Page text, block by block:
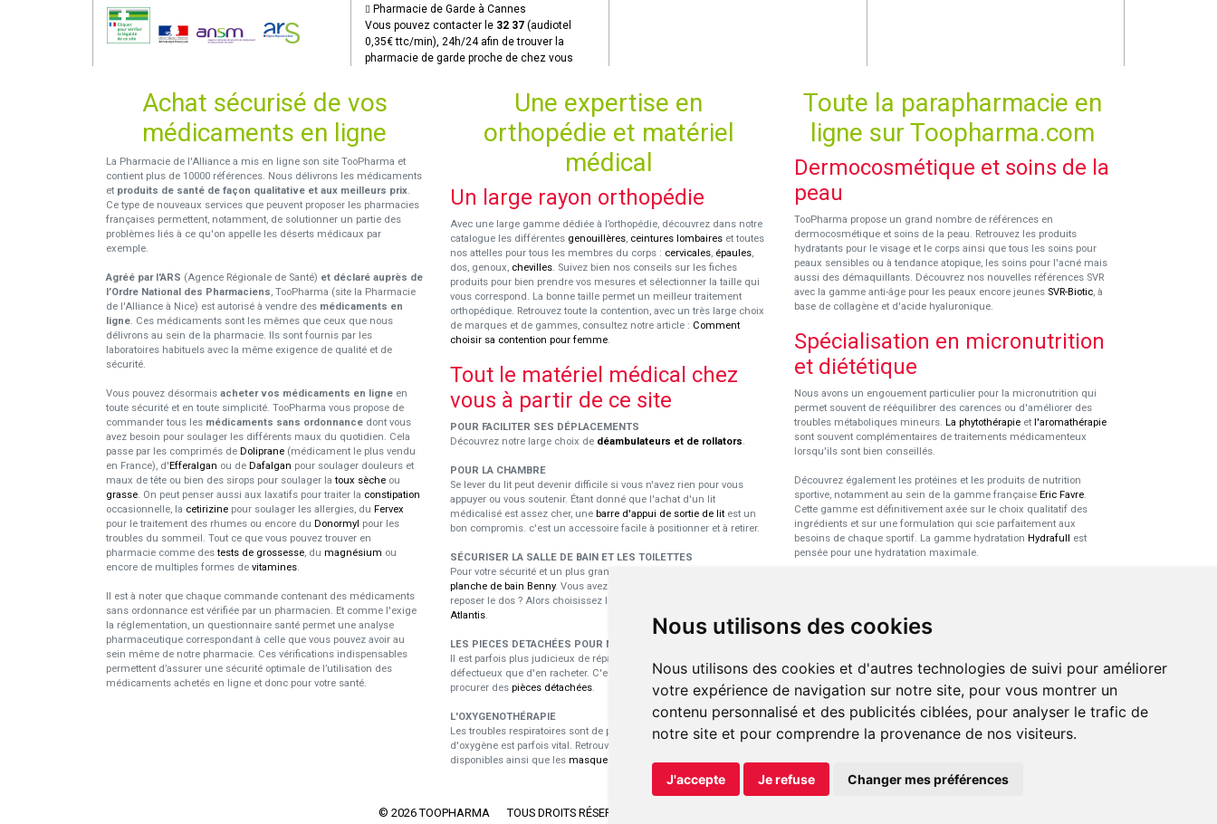
Nous utilisons des cookies
Nous utilisons des cookies et d'autres technologies de suivi pour améliorer
votre expérience de navigation sur notre site, pour vous montrer un
contenu personnalisé et des publicités ciblées, pour analyser le trafic de
notre site et pour comprendre la provenance de nos visiteurs.
J'accepte Je refuse Changer mes préférences
Pharmacie de Garde à Cannes
Vous pouvez contacter le 32 37 (audiotel
0,35€ ttc/min), 24h/24 afin de trouver la
pharmacie de garde proche de chez vous
Achat sécurisé de vos
médicaments en ligne
La Pharmacie de l'Alliance a mis en ligne son site TooPharma et
contient plus de 10000 références. Nous délivrons les médicaments
et produits de santé de façon qualitative et aux meilleurs prix.
Ce type de nouveaux services que peuvent proposer les pharmacies
françaises permettent, notamment, de solutionner un partie des
problèmes liés à ce qu'on appelle les déserts médicaux par
exemple.
Agréé par l'ARS (Agence Régionale de Santé) et déclaré auprès de
l’Ordre National des Pharmaciens, TooPharma (site la Pharmacie
de l'Alliance à Nice) est autorisé à vendre des médicaments en
ligne. Ces médicaments sont les mêmes que ceux que nous
délivrons au sein de la pharmacie. Ils sont fournis par les
laboratoires habituels avec la même exigence de qualité et de
sécurité.
Vous pouvez désormais acheter vos médicaments en ligne en
toute sécurité et en toute simplicité. TooPharma vous propose de
commander tous les médicaments sans ordonnance dont vous
avez besoin pour soulager les différents maux du quotidien. Cela
passe par les comprimés de Doliprane (médicament le plus vendu
en France), d'Efferalgan ou de Dafalgan pour soulager douleurs et
maux de tête ou bien des sirops pour soulager latoux sèche ou
grasse. On peut penser aussi aux laxatifs pour traiter la constipation
occasionnelle, la cetirizine pour soulager les allergies, du Fervex
pour le traitement des rhumes ou encore du Donormyl pour les
troubles du sommeil. Tout ce que vous pouvez trouver en
pharmacie comme destests de grossesse, du magnésium ou
encore de multiples formes de vitamines.
Il est à noter que chaque commande contenant des médicaments
sans ordonnance est vérifiée par un pharmacien. Et comme l'exige
la réglementation, un questionnaire santé permet une analyse
pharmaceutique correspondant à celle que vous pouvez avoir au
sein même de notre pharmacie. Ces vérifications indispensables
permettent d’assurer une sécurité optimale de l’utilisation des
médicaments achetés en ligne et donc pour votre santé.
Une expertise en
orthopédie et matériel
médical
Un large rayon orthopédie
Avec une large gamme dédiée à l’orthopédie, découvrez dans notre
catalogue les différentes genouillères, ceintures lombaires et toutes
nos attelles pour tous les membres du corps : cervicales, épaules,
dos, genoux, chevilles. Suivez bien nos conseils sur les fiches
produits pour bien prendre vos mesures et sélectionner la taille qui
vous correspond. La bonne taille permet un meilleur traitement
orthopédique. Retrouvez toute la contention, avec un très large choix
de marques et de gammes, consultez notre article : Comment
choisir sa contention pour femme.
Tout le matériel médical chez
vous à partir de ce site
POUR FACILITER SES DÉPLACEMENTS
Découvrez notre large choix de déambulateurs et de rollators.
POUR LA CHAMBRE
Se lever du lit peut devenir difficile si vous n'avez rien pour vous
appuyer ou vous soutenir. Étant donné que l'achat d'un lit
médicalisé est assez cher, une barre d'appui de sortie de lit est un
bon compromis. c'est un accessoire facile à positionner et à retirer.
SÉCURISER LA SALLE DE BAIN ET LES TOILETTES
Pour votre sécurité et un plus grand confort durant le bain, utilisez la
planche de bain Benny. Vous avez besoin d'un dossier pour vous
reposer le dos ? Alors choisissez le
Atlantis.
LES PIECES DETACHÉES POUR MATÉRIEL MÉDICAL
Il est parfois plus judicieux de réparer du matériel médical
défectueux que d'en racheter. C'est là toute l'utilité de pouvoir se
procurer des pièces détachées.
L'OXYGENOTHÉRAPIE
Les troubles respiratoires sont de plus ne plus récurrents et l'apport
d'oxygène est parfois vital. Retrouvez les
concentrateurs d'oxygène
disponibles ainsi que les masques et lunettesadaptés.
Toute la parapharmacie en
ligne sur Toopharma.com
Dermocosmétique et soins de la
peau
TooPharma propose un grand nombre de références en
dermocosmétique et soins de la peau. Retrouvez les produits
hydratants pour le visage et le corps ainsi que tous les soins pour
peaux sensibles ou à tendance atopique, les soins pour l'acné mais
aussi des démaquillants. Découvrez nos nouvelles références SVR
avec la gamme anti-âge pour les peaux encore jeunes SVR-Biotic, à
base de collagène et d'acide hyaluronique.
Spécialisation en micronutrition
et diététique
Nous avons un engouement particulier pour la micronutrition qui
permet souvent de rééquilibrer des carences ou d'améliorer des
troubles métaboliques mineurs. La phytothérapie et l'aromathérapie
sont souvent complémentaires de traitements médicamenteux
lorsqu'ils sont bien conseillés.
Découvrez également les protéines et les produits de nutrition
sportive, notamment au sein de la gamme française Eric Favre.
Cette gamme est définitivement axée sur le choix qualitatif des
ingrédients et sur une formulation qui scie parfaitement aux
besoins de chaque sportif. La gamme hydratation Hydrafull est
pensée pour une hydratation maximale.
probiotiques
nous sommes spécialisés dans ce domaine pour sélectionner les
produits de qualité et pour pouvoir vous conseiller de façon
pertinente.
© 2026 TOOPHARMA TOUS DROITS RÉSERVÉS.